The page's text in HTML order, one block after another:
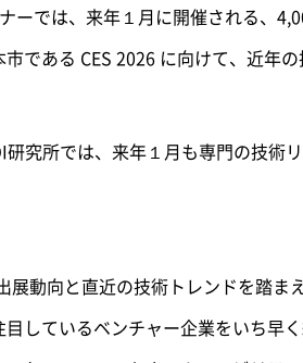
ーでは、来年１月に開催される、
市である CES 2026 に向けて、近年
研究所では、来年１月も専門の技術
展動向と直近の技術トレンドを踏
目しているベンチャー企業をいち早く